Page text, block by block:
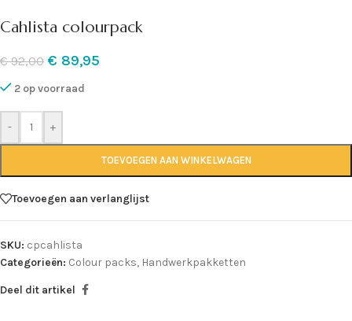
Cahlista colourpack
€92,00 € 89,95
2 op voorraad
- +
TOEVOEGEN AAN WINKELWAGEN
Toevoegen aan verlanglijst
SKU: cpcahlista
Categorieën: Colour packs, Handwerkpakketten
Deel dit artikel